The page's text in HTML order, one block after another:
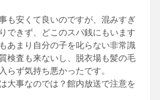
も安くて良いのですが、混みすぎ
できず、どこのスパ銭にもいます
あまり自分の子を叱らない非常識
検査も来ないし、脱衣場も髪の毛
らず気持ち悪かったです。
大事なのでは？館内放送で注意を